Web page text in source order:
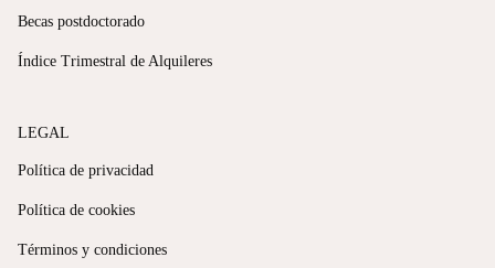
Becas postdoctorado
Índice Trimestral de Alquileres
LEGAL
Política de privacidad
Política de cookies
Términos y condiciones